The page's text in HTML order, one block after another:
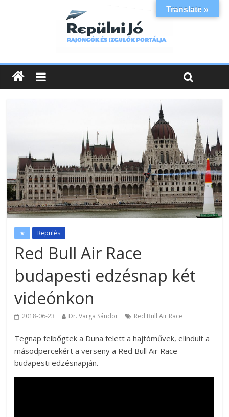
★ Repülés
Red Bull Air Race
budapesti edzésnap két
videónkon
2018-06-23 Dr. Varga Sándor Red Bull Air Race
Tegnap felbőgtek a Duna felett a hajtóművek, elindult a
másodpercekért a verseny a Red Bull Air Race
budapesti edzésnapján.
Translate »